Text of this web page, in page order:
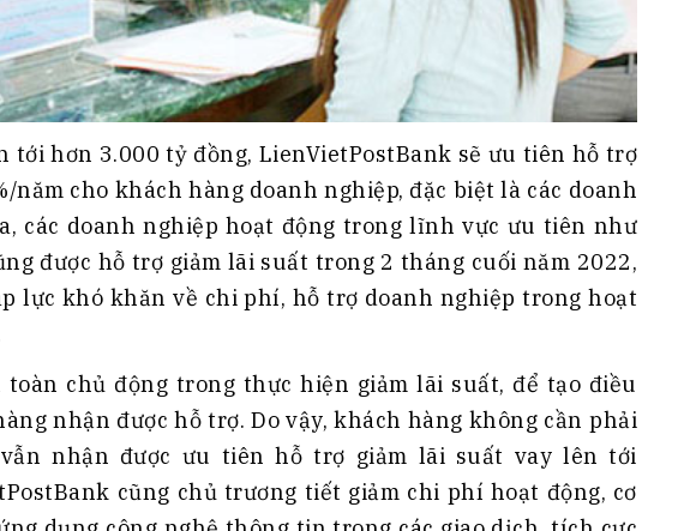
tới hơn 3.000 tỷ đồng, LienVietPostBank sẽ ưu tiên hỗ trợ
năm cho khách hàng doanh nghiệp, đặc biệt là các doanh
các doanh nghiệp hoạt động trong lĩnh vực ưu tiên như
được hỗ trợ giảm lãi suất trong 2 tháng cuối năm 2022,
lực khó khăn về chi phí, hỗ trợ doanh nghiệp trong hoạt
toàn chủ động trong thực hiện giảm lãi suất, để tạo điều
nhận được hỗ trợ. Do vậy, khách hàng không cần phải
nhận được ưu tiên hỗ trợ giảm lãi suất vay lên tới
cũng chủ trương tiết giảm chi phí hoạt động, cơ